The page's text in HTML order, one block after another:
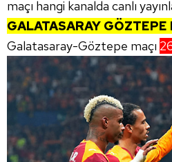
maçı hangi kanalda canlı
GALATASARAY GÖZTEPE
Galatasaray-Göztepe maçı